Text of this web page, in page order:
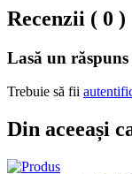
Recenzii ( 0 )
Lasă un răspuns
Trebuie să fii
Din aceeași